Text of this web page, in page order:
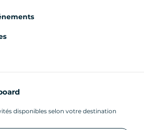
disponibles selon votre destination